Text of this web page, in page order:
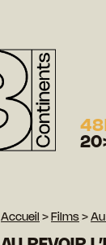
Accueil > Films > Au